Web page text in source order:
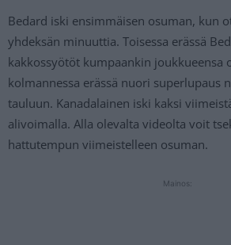
Bedard iski ensimmäisen osuman, kun
yhdeksän minuuttia. Toisessa erässä
kakkossyötöt kumpaankin joukkueensa
kolmannessa erässä nuori superlupaus
tauluun. Kanadalainen iski kaksi
alivoimalla. Alla olevalta videolta voit
hattutempun viimeistelleen osuman.
Mainos: